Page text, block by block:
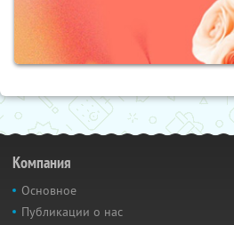
Компания
Основное
Публикации о нас